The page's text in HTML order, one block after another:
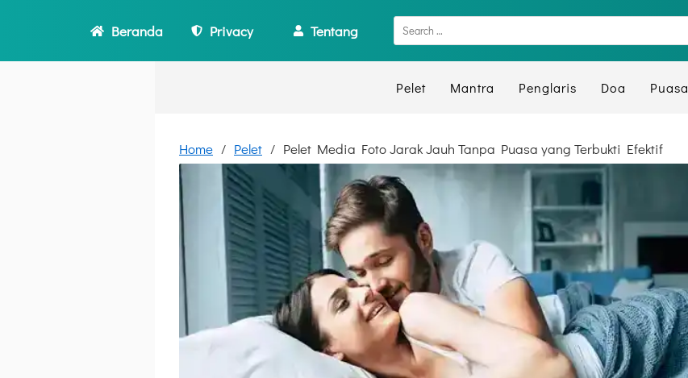
Beranda Privacy Tentang
Pelet Mantra Penglaris Doa Puasa
Home Pelet Pelet Media Foto Jarak Jauh Tanpa Puasa yang Terbukti Efektif